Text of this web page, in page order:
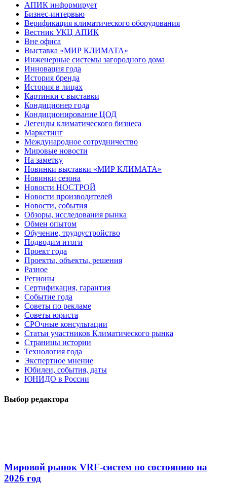
АПИК информирует
Бизнес-интервью
Верификация климатического оборудования
Вестник УКЦ АПИК
Вне офиса
Выставка «МИР КЛИМАТА»
Инженерные системы загородного дома
Инновация года
История бренда
История в лицах
Картинки с выставки
Кондиционер года
Кондиционирование ЦОД
Легенды климатического бизнеса
Маркетинг
Международное сотрудничество
Мировые новости
На заметку
Новинки выставки «МИР КЛИМАТА»
Новинки сезона
Новости НОСТРОЙ
Новости производителей
Новости, события
Обзоры, исследования рынка
Обмен опытом
Обучение, трудоустройство
Подводим итоги
Проект года
Проекты, объекты, решения
Разное
Регионы
Сертификация, гарантия
Событие года
Советы по рекламе
Советы юриста
СРОчные консультации
Статьи участников Климатического рынка
Страницы истории
Технология года
Экспертное мнение
Юбилеи, события, даты
ЮНИДО в России
Выбор редактора
Мировой рынок VRF-систем по состоянию на
2026 год